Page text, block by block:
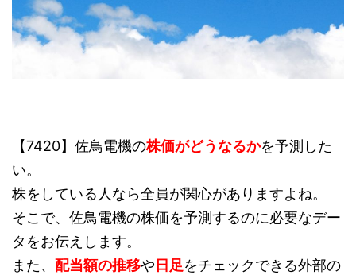
【7420】佐鳥電機の株価がどうなるかを予測した
い。
株をしている人なら全員が関心がありますよね。
そこで、佐鳥電機の株価を予測するのに必要なデー
タをお伝えします。
また、 配当額の推移や 日足をチェックできる外部の